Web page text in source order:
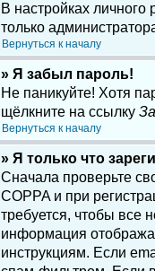
В настройках
только
Вернуться к началу
» Я забыл пароль!
Не паникуйте! Хотя
щёлкните на ссылку
Вернуться к началу
» Я только что
Сначала проверьте
COPPA и при
требуется, чтобы все
информация
инструкциям. Если